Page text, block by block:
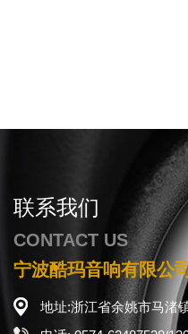
联系我们
CONTACT US
宁波酷玛音响有限公
地址:浙江省余姚市马渚